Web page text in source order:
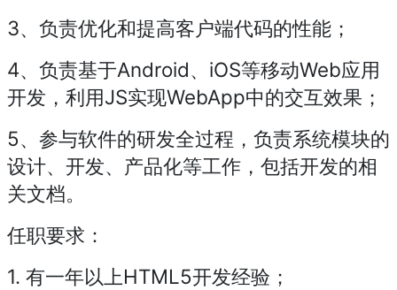
3、负责优化和提高客户端代码的性能；
4、负责基于Android、iOS等移动Web应用
开发，利用JS实现WebApp中的交互效果；
5、参与软件的研发全过程，负责系统模块的
设计、开发、产品化等工作，包括开发的相
关文档。
任职要求：
1. 有一年以上HTML5开发经验；